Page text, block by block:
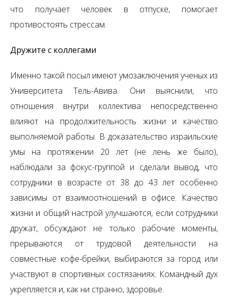
что получает человек в отпуске, помогает
противостоять стрессам.
Дружите с коллегами
Именно такой посыл имеют умозаключения ученых из
Университета Тель-Авива. Они выяснили, что
отношения внутри коллектива непосредственно
влияют на продолжительность жизни и качество
выполняемой работы. В доказательство израильские
умы на протяжении 20 лет (не лень же было),
наблюдали за фокус-группой и сделали вывод, что
сотрудники в возрасте от 38 до 43 лет особенно
зависимы от взаимоотношений в офисе. Качество
жизни и общий настрой улучшаются, если сотрудники
дружат, обсуждают не только рабочие моменты,
прерываются от трудовой деятельности на
совместные кофе-брейки, выбираются за город или
участвуют в спортивных состязаниях. Командный дух
укрепляется и, как ни странно, здоровье.